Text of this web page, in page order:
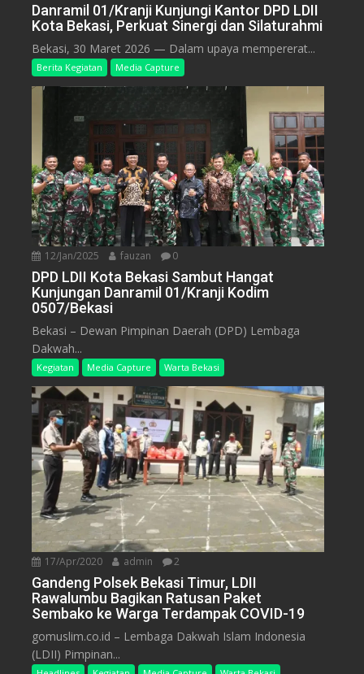
Danramil 01/Kranji Kunjungi Kantor DPD LDII
Kota Bekasi, Perkuat Sinergi dan Silaturahmi
Bekasi, 30 Maret 2026 — Dalam upaya mempererat...
Berita Kegiatan Media Capture
12/Jan/2025 fauzan 0
DPD LDII Kota Bekasi Sambut Hangat
Kunjungan Danramil 01/Kranji Kodim
0507/Bekasi
Bekasi – Dewan Pimpinan Daerah (DPD) Lembaga
Dakwah...
Kegiatan Media Capture Warta Bekasi
17/Apr/2020 admin 2
Gandeng Polsek Bekasi Timur, LDII
Rawalumbu Bagikan Ratusan Paket
Sembako ke Warga Terdampak COVID-19
gomuslim.co.id – Lembaga Dakwah Islam Indonesia
(LDII) Pimpinan...